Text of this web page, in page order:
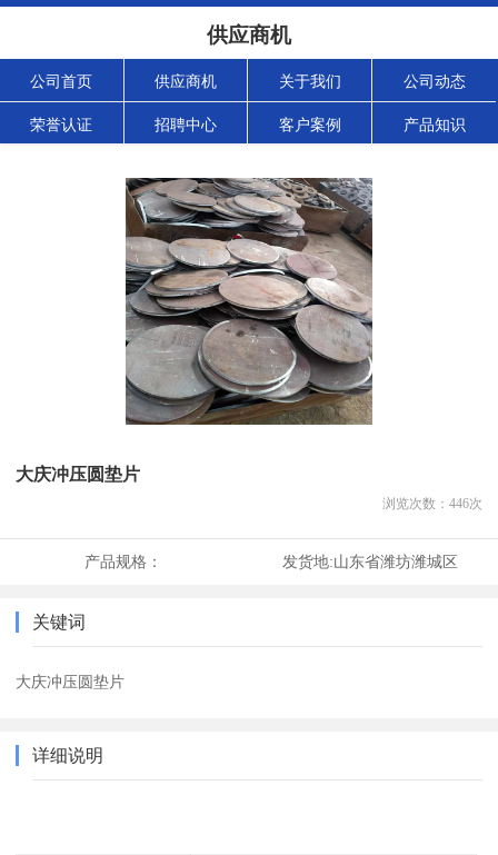
供应商机
公司首页 供应商机 关于我们 公司动态
荣誉认证 招聘中心 客户案例 产品知识
大庆冲压圆垫片
浏览次数： 446次
产品规格： 发货地:山东省潍坊潍城区
关键词
大庆冲压圆垫片
详细说明